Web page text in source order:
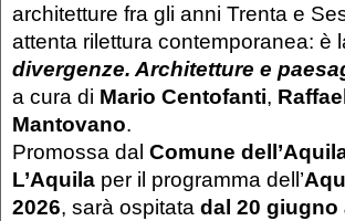
architetture fra gli anni Trenta e
attenta rilettura contemporanea: è
divergenze. Architetture e
a cura di Mario Centofanti,
Mantovano.
Promossa dal Comune
L’Aquila per il programma dell’
2026, sarà ospitata dal 20